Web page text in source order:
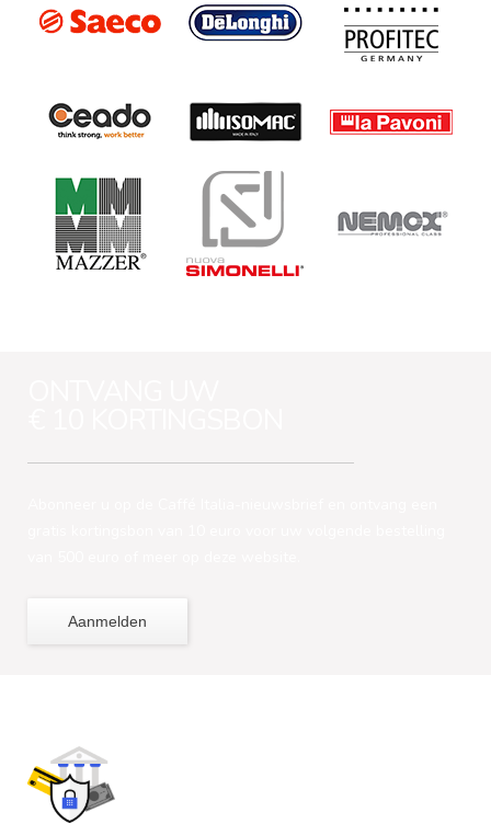
Aanmelden